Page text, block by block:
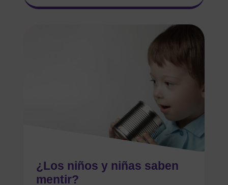
¿Los niños y niñas saben
mentir?